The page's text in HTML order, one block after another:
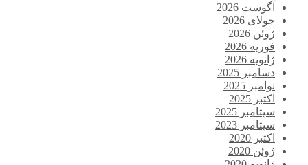
آگوست 2026
جولای 2026
ژوئن 2026
فوریه 2026
ژانویه 2026
دسامبر 2025
نوامبر 2025
اکتبر 2025
سپتامبر 2025
سپتامبر 2023
اکتبر 2020
ژوئن 2020